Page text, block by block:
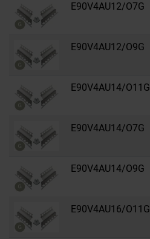
E90V4AU12/O7G
E90V4AU12/O9G
E90V4AU14/O11G
E90V4AU14/O7G
E90V4AU14/O9G
E90V4AU16/O11G